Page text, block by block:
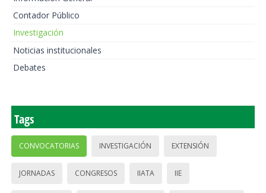
Contador Público
Investigación
Noticias institucionales
Debates
Tags
CONVOCATORIAS INVESTIGACIÓN EXTENSIÓN
JORNADAS CONGRESOS IIATA IIE